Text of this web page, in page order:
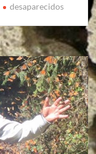
desaparecidos